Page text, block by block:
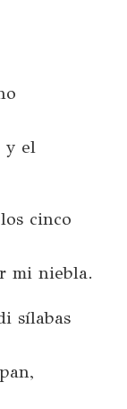
y el
cinco
mi niebla.
sílabas